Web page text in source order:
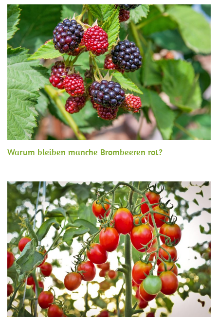
Warum bleiben manche Brombeeren rot?